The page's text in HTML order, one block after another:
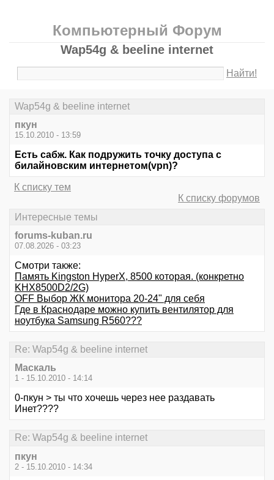
Компьютерный Форум
Wap54g & beeline internet
Найти!
Wap54g & beeline internet
пкун
15.10.2010 - 13:59
Есть сабж. Как подружить точку доступа с
билайновским интернетом(vpn)?
К списку тем
К списку форумов
Интересные темы
forums-kuban.ru
07.08.2026 - 03:23
Смотри также:
Память Kingston HyperX, 8500 которая. (конкретно
KHX8500D2/2G)
OFF Выбор ЖК монитора 20-24" для себя
Где в Краснодаре можно купить вентилятор для
ноутбука Samsung R560???
Re: Wap54g & beeline internet
Маскаль
1 - 15.10.2010 - 14:14
0-пкун > ты что хочешь через нее раздавать
Инет????
Re: Wap54g & beeline internet
пкун
2 - 15.10.2010 - 14:34